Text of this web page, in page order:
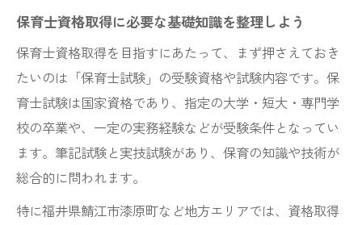
画
通信講座と通学講座の違いを徹底比較
福井県の保育士補助金や支援策の活かし方
働きながら学ぶ保育士の時間管理術
保育士予備校や対策講座の効果的な選び方
忙しい日々に通信講座で両立する学び方
保育士資格取得を叶える通信講座の特長と
は
保育士資格取得に必要な基礎知識を整理しよう
保育士資格取得を目指すにあたって、まず押さえておき
たいのは「保育士試験」の受験資格や試験内容です。保
育士試験は国家資格であり、指定の大学・短大・専門学
校の卒業や、一定の実務経験などが受験条件となってい
ます。筆記試験と実技試験があり、保育の知識や技術が
総合的に問われます。
特に福井県鯖江市漆原町など地方エリアでは、資格取得